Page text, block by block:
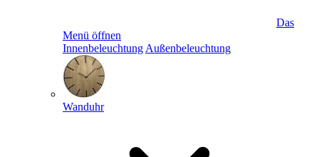
Das
Menü öffnen
Innenbeleuchtung Außenbeleuchtung
Wanduhr